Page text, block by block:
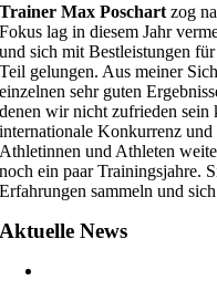
Trainer Max Poschart zog
Fokus lag in diesem Jahr
und sich mit Bestleistungen
Teil gelungen. Aus meiner
einzelnen sehr guten
denen wir nicht zufrieden sein
internationale Konkurrenz und
Athletinnen und Athleten
noch ein paar Trainingsjahre.
Erfahrungen sammeln und
Aktuelle News